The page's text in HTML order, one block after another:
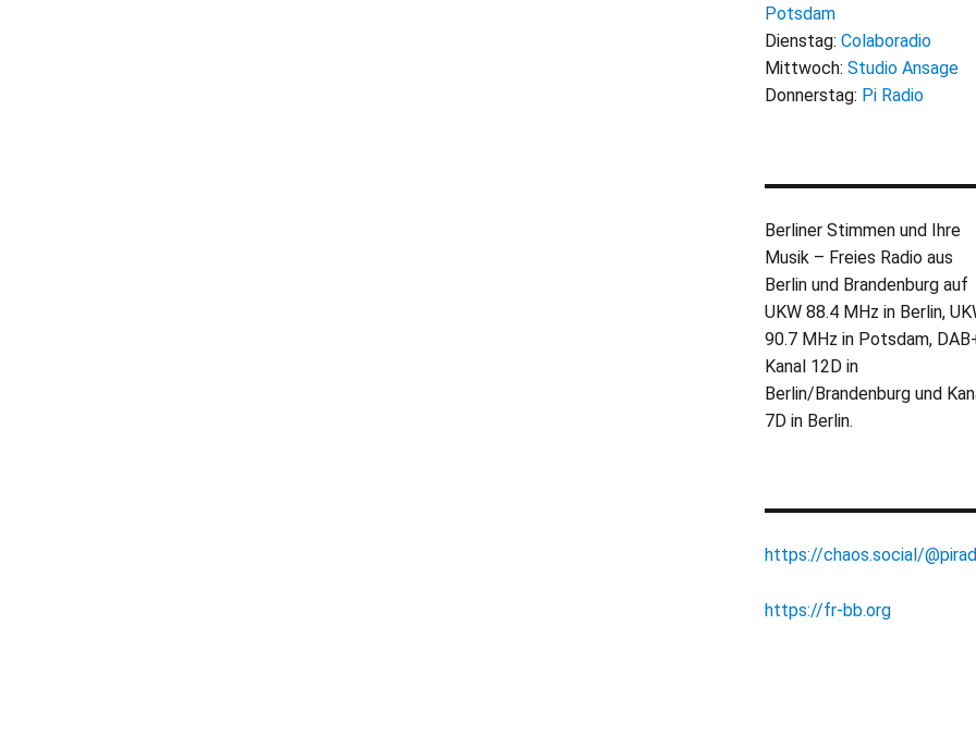
Potsdam
Dienstag: Colaboradio
Mittwoch: Studio Ansage
Donnerstag: Pi Radio
Berliner Stimmen und Ihre
Musik – Freies Radio aus
Berlin und Brandenburg auf
UKW 88.4 MHz in Berlin,
90.7 MHz in Potsdam,
Kanal 12D in
Berlin/Brandenburg und
7D in Berlin.
https://chaos.social/
https://fr-bb.org